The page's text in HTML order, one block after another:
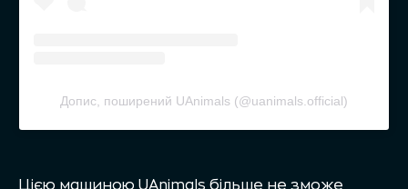
Допис, поширений UAnimals (@uanimals.official)
Цією машиною UAnimals більше не зможе